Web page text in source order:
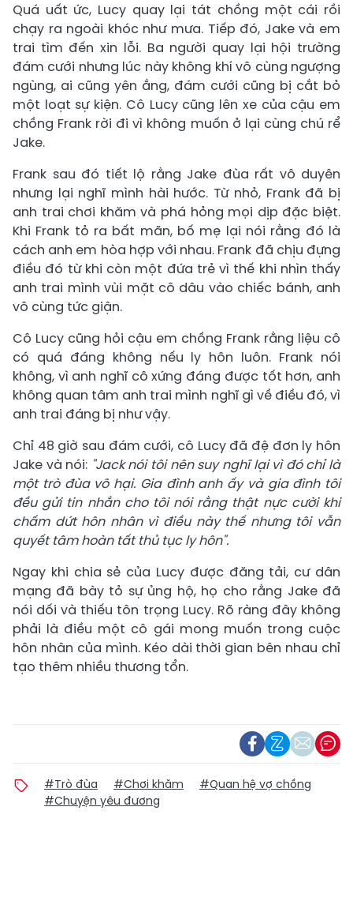
Quá uất ức, Lucy quay lại tát chồng một cái rồi
chạy ra ngoài khóc như mưa. Tiếp đó, Jake và em
trai tìm đến xin lỗi. Ba người quay lại hội trường
đám cưới nhưng lúc này không khí vô cùng ngượng
ngùng, ai cũng yên ắng, đám cưới cũng bị cắt bỏ
một loạt sự kiện. Cô Lucy cũng lên xe của cậu em
chồng Frank rời đi vì không muốn ở lại cùng chú rể
Jake.
Frank sau đó tiết lộ rằng Jake đùa rất vô duyên
nhưng lại nghĩ mình hài hước. Từ nhỏ, Frank đã bị
anh trai chơi khăm và phá hỏng mọi dịp đặc biệt.
Khi Frank tỏ ra bất mãn, bố mẹ lại nói rằng đó là
cách anh em hòa hợp với nhau. Frank đã chịu đựng
điều đó từ khi còn một đứa trẻ vì thế khi nhìn thấy
anh trai mình vùi mặt cô dâu vào chiếc bánh, anh
vô cùng tức giận.
Cô Lucy cũng hỏi cậu em chồng Frank rằng liệu cô
có quá đáng không nếu ly hôn luôn. Frank nói
không, vì anh nghĩ cô xứng đáng được tốt hơn, anh
không quan tâm anh trai mình nghĩ gì về điều đó, vì
anh trai đáng bị như vậy.
Chỉ 48 giờ sau đám cưới, cô Lucy đã đệ đơn ly hôn
Jake và nói: "Jack nói tôi nên suy nghĩ lại vì đó chỉ là
một trò đùa vô hại. Gia đình anh ấy và gia đình tôi
đều gửi tin nhắn cho tôi nói rằng thật nực cười khi
chấm dứt hôn nhân vì điều này thế nhưng tôi vẫn
quyết tâm hoàn tất thủ tục ly hôn".
Ngay khi chia sẻ của Lucy được đăng tải, cư dân
mạng đã bày tỏ sự ủng hộ, họ cho rằng Jake đã
nói dối và thiếu tôn trọng Lucy. Rõ ràng đây không
phải là điều một cô gái mong muốn trong cuộc
hôn nhân của mình. Kéo dài thời gian bên nhau chỉ
tạo thêm nhiều thương tổn.
#Trò đùa #Chơi khăm
#Quan hệ vợ chồng
#Chuyện yêu đương